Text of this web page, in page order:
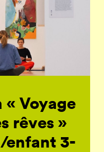
Voyage
rêves »
enfant 3-